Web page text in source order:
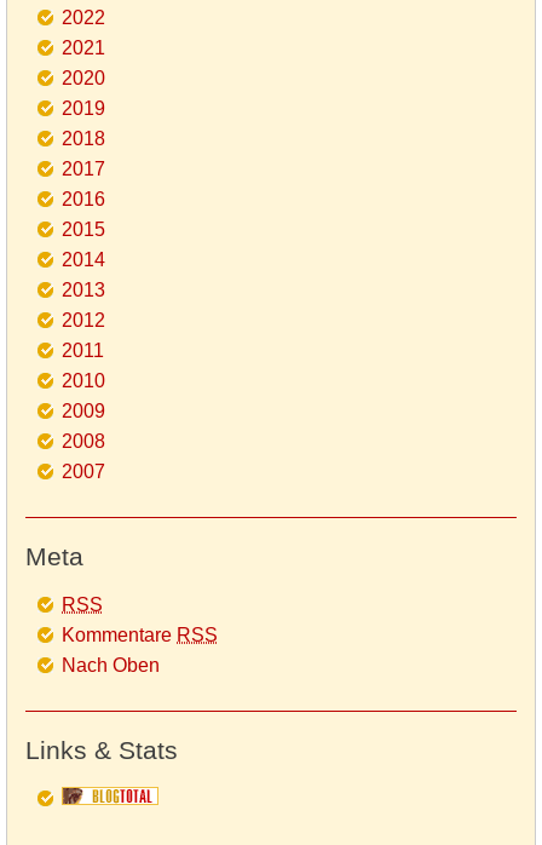
2022
2021
2020
2019
2018
2017
2016
2015
2014
2013
2012
2011
2010
2009
2008
2007
Meta
RSS
Kommentare RSS
Nach Oben
Links & Stats